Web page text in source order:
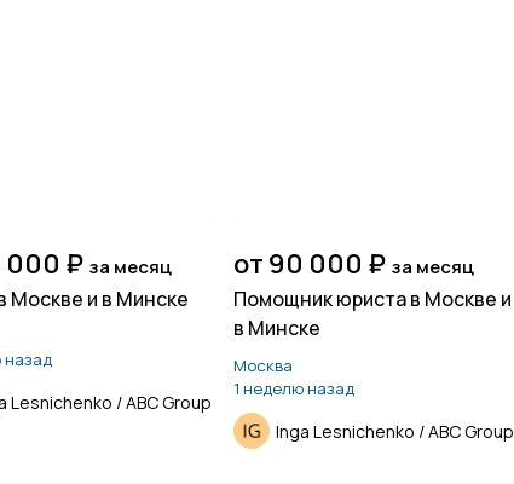
000 ₽ за месяц
Москве и в Минске
назад
Lesnichenko / ABC Group
от 90 000 ₽ за месяц
Помощник юриста в Москве и
в Минске
Москва
1 неделю назад
Inga Lesnichenko / ABC Group